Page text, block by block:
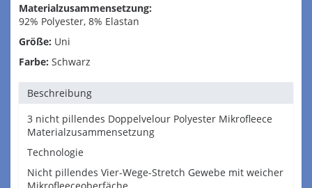
Materialzusammensetzung:
92% Polyester, 8% Elastan
Größe: Uni
Farbe: Schwarz
Beschreibung
3 nicht pillendes Doppelvelour Polyester Mikrofleece
Materialzusammensetzung
Technologie
Nicht pillendes Vier-Wege-Stretch Gewebe mit weicher
Mikrofleeceoberfäche